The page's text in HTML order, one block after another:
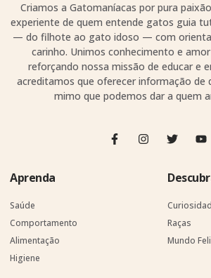
Criamos a Gatomaníacas por pura
experiente de quem entende gatos guia
— do filhote ao gato idoso — com
carinho. Unimos conhecimento e
reforçando nossa missão de educar e
acreditamos que oferecer informação de
mimo que podemos dar a quem
Aprenda
Saúde
Comportamento
Alimentação
Higiene
Raças
Mundo